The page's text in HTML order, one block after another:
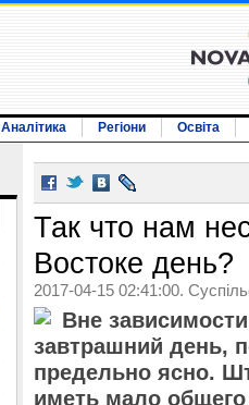
Аналітика Регіони Освіта
Так что нам
Востоке день?
2017-04-15 02:41:00.
Вне
завтрашний день,
предельно ясно.
иметь мало